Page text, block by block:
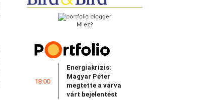
Mi ez?
18:00
Energiakrízis:
Magyar Péter
megtette a várva
várt bejelentést